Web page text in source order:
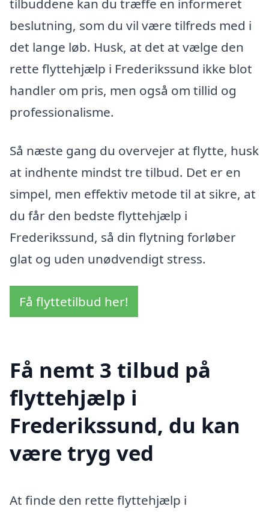
tilbuddene kan du træffe en informeret
beslutning, som du vil være tilfreds med i
det lange løb. Husk, at det at vælge den
rette flyttehjælp i Frederikssund ikke blot
handler om pris, men også om tillid og
professionalisme.
Så næste gang du overvejer at flytte, husk
at indhente mindst tre tilbud. Det er en
simpel, men effektiv metode til at sikre, at
du får den bedste flyttehjælp i
Frederikssund, så din flytning forløber
glat og uden unødvendigt stress.
Få flyttetilbud her!
Få nemt 3 tilbud på
flyttehjælp i
Frederikssund, du kan
være tryg ved
At finde den rette flyttehjælp i